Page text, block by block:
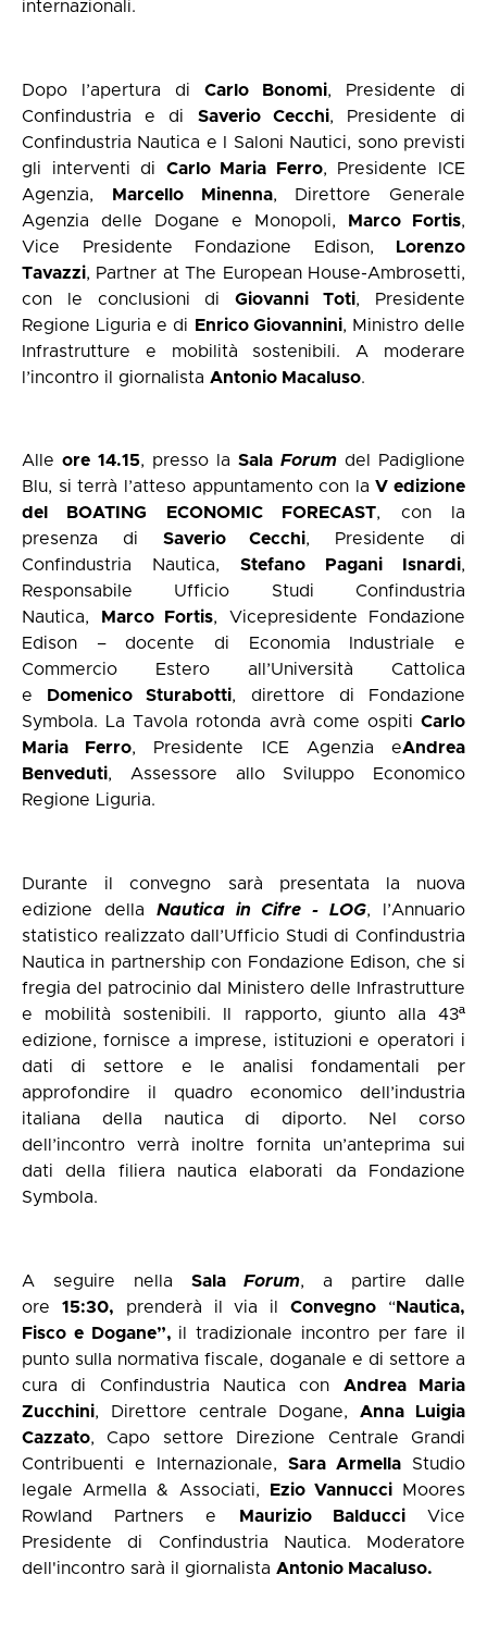
internazionali.
Dopo l’apertura di Carlo Bonomi, Presidente di
Confindustria e di Saverio Cecchi, Presidente di
Confindustria Nautica e I Saloni Nautici, sono previsti
gli interventi di Carlo Maria Ferro, Presidente ICE
Agenzia, Marcello Minenna, Direttore Generale
Agenzia delle Dogane e Monopoli, Marco Fortis,
Vice Presidente Fondazione Edison, Lorenzo
Tavazzi, Partner at The European House-Ambrosetti,
con le conclusioni diGiovanni Toti, Presidente
Regione Liguria e di Enrico Giovannini, Ministro delle
Infrastrutture e mobilità sostenibili. A moderare
l’incontro il giornalista Antonio Macaluso.
Alleore 14.15, presso laSala Forumdel Padiglione
Blu, si terrà l’atteso appuntamento con laV edizione
del BOATING ECONOMIC FORECAST, con la
presenza di Saverio Cecchi, Presidente di
Confindustria Nautica, Stefano Pagani Isnardi,
Responsabile Ufficio Studi Confindustria
Nautica,
Marco Fortis, Vicepresidente Fondazione
Edison – docente di Economia Industriale e
Commercio Estero all’Università Cattolica
e
Domenico Sturabotti, direttore di Fondazione
Symbola. La Tavola rotonda avrà come ospiti Carlo
Maria Ferro, Presidente ICE Agenzia eAndrea
Benveduti, Assessore allo Sviluppo Economico
Regione Liguria.
Durante il convegno sarà presentata la nuova
edizione della Nautica in Cifre - LOG, l’Annuario
statistico realizzato dall’Ufficio Studi di Confindustria
Nautica in partnership con Fondazione Edison, che si
fregia del patrocinio dal Ministero delle Infrastrutture
e mobilità sostenibili. Il rapporto, giunto alla 43ª
edizione, fornisce a imprese, istituzioni e operatori i
dati di settore e le analisi fondamentali per
approfondire il quadro economico dell’industria
italiana della nautica di diporto. Nel corso
dell’incontro verrà inoltre fornita un’anteprima sui
dati della filiera nautica elaborati da Fondazione
Symbola.
A seguire nella Sala Forum, a partire dalle
ore 15:30, prenderà il via ilConvegno “ Nautica,
Fisco e Dogane”, il tradizionale incontro per fare il
punto sulla normativa fiscale, doganale e di settore a
cura di Confindustria Nautica con Andrea Maria
Zucchini, Direttore centrale Dogane,Anna Luigia
Cazzato, Capo settore Direzione Centrale Grandi
Contribuenti e Internazionale, Sara Armella Studio
legale Armella & Associati,
Ezio VannucciMoores
Rowland Partners e
Maurizio BalducciVice
Presidente di Confindustria Nautica. Moderatore
dell'incontro sarà il giornalista Antonio Macaluso.